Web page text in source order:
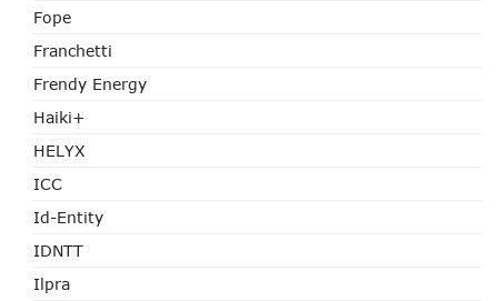
Fope
Franchetti
Frendy Energy
Haiki+
HELYX
ICC
Id-Entity
IDNTT
Ilpra